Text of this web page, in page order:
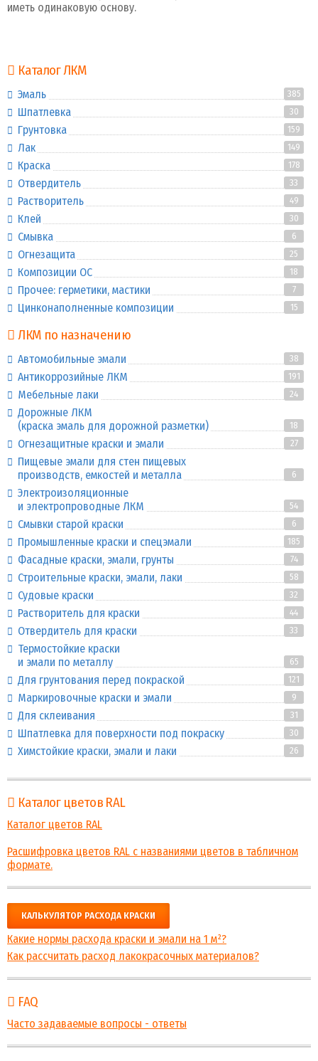
иметь одинаковую основу.
Каталог ЛКМ
Эмаль 385
Шпатлевка 30
Грунтовка 159
Лак 149
Краска 178
Отвердитель 33
Растворитель 49
Клей 30
Смывка 6
Огнезащита 25
Композиции ОС 18
Прочее: герметики, мастики 7
Цинконаполненные композиции 15
ЛКМ по назначению
Автомобильные эмали 38
Антикоррозийные ЛКМ 191
Мебельные лаки 24
Дорожные ЛКМ
(краска эмаль для дорожной разметки)
18
Огнезащитные краски и эмали 27
Пищевые эмали для стен пищевых
производств, емкостей и металла
6
Электроизоляционные
и электропроводные ЛКМ
54
Смывки старой краски 6
Промышленные краски и спецэмали 185
Фасадные краски, эмали, грунты 74
Строительные краски, эмали, лаки 58
Судовые краски 32
Растворитель для краски 44
Отвердитель для краски 33
Термостойкие краски
и эмали по металлу
65
Для грунтования перед покраской 121
Маркировочные краски и эмали 9
Для склеивания 31
Шпатлевка для поверхности под покраску 30
Химстойкие краски, эмали и лаки 26
Каталог цветов RAL
Каталог цветов RAL
Расшифровка цветов RAL с названиями цветов в табличном
формате.
КАЛЬКУЛЯТОР РАСХОДА КРАСКИ
Какие нормы расхода краски и эмали на 1 м²?
Как рассчитать расход лакокрасочных материалов?
FAQ
Часто задаваемые вопросы - ответы